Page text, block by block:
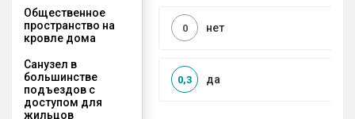
Общественное
пространство на
кровле дома
нет
0
Санузел в
большинстве
подъездов с
доступом для
жильцов
да
0,3